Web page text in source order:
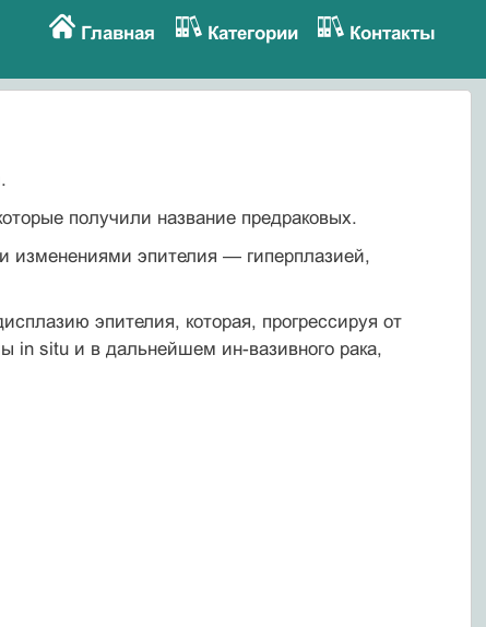
Главная Категории Контакты
получили название предраковых.
изменениями эпителия — гиперпла­зией,
эпителия, которая, прогрес­сируя от
in situ и в дальнейшем ин-вазивного рака,